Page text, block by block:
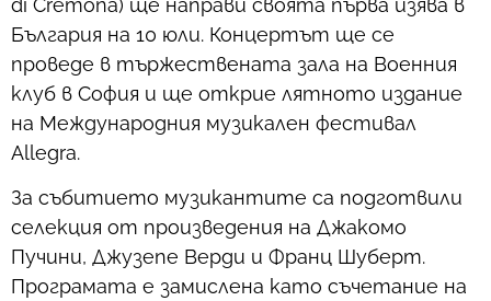
di Cremona) ще направи своята първа изява в
България на 10 юли. Концертът ще се
проведе в тържествената зала на Военния
клуб в София и ще открие лятното издание
на Международния музикален фестивал
Allegra.
За събитието музикантите са подготвили
селекция от произведения на Джакомо
Пучини, Джузепе Верди и Франц Шуберт.
Програмата е замислена като съчетание на